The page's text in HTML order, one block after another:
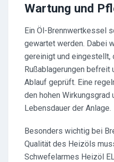
Wartung und
Ein Öl-Brennwertkessel
gewartet werden. Dabei
gereinigt und eingestellt,
Rußablagerungen befreit
Ablauf geprüft. Eine
den hohen Wirkungsgrad
Lebensdauer der Anlage.
Besonders wichtig bei
Qualität des Heizöls
Schwefelarmes Heizöl